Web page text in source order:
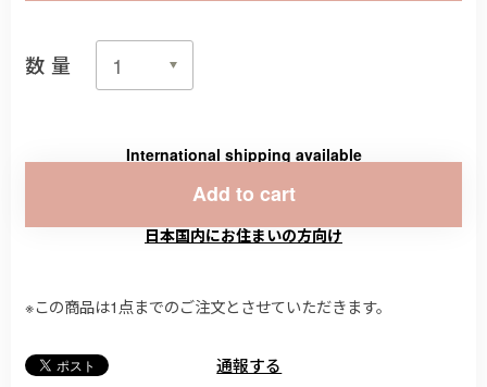
数量
International shipping available
Add to cart
日本国内にお住まいの方向け
※この商品は1点までのご注文とさせていただきます。
通報する